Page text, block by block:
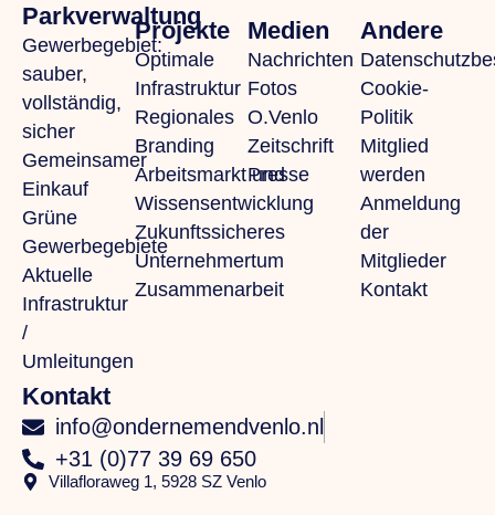
Parkverwaltung
Gewerbegebiet:
sauber,
vollständig,
sicher
Gemeinsamer
Einkauf
Grüne
Gewerbegebiete
Aktuelle
Infrastruktur
/
Umleitungen
Projekte
Optimale
Infrastruktur
Regionales
Branding
Arbeitsmarkt und
Wissensentwicklung
Zukunftssicheres
Unternehmertum
Zusammenarbeit
Medien
Nachrichten
Fotos
O.Venlo
Zeitschrift
Presse
Andere
Cookie-
Politik
Mitglied
werden
Anmeldung
der
Mitglieder
Kontakt
Kontakt
info@ondernemendvenlo.nl
+31 (0)77 39 69 650
Villafloraweg 1, 5928 SZ Venlo